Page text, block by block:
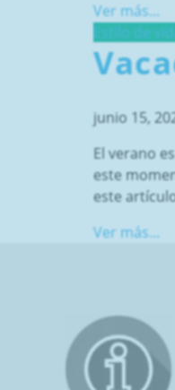
Ver más...
Estilo de
junio 15,
El verano
este
este
Ver más...